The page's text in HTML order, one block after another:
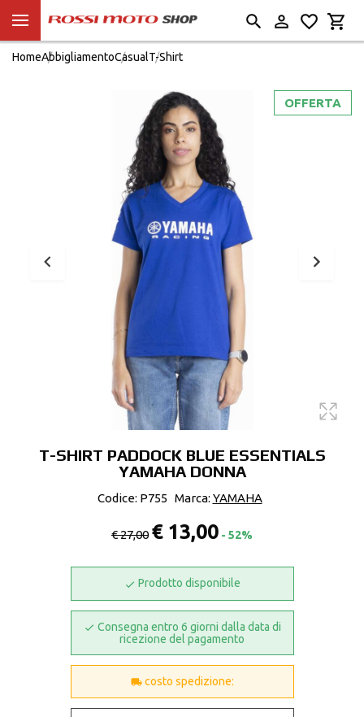
HomeAbbigliamentoCasualT-Shirt
OFFERTA
T-SHIRT PADDOCK BLUE ESSENTIALS
YAMAHA DONNA
Codice: P755 Marca: YAMAHA
€ 27,00 € 13,00 - 52%
Prodotto disponibile
Consegna entro 6 giorni dalla data di
ricezione del pagamento
costo spedizione: